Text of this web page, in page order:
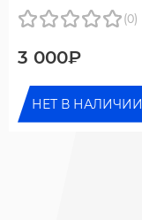
(0)
3 000₽
НЕТ В НАЛИЧИИ